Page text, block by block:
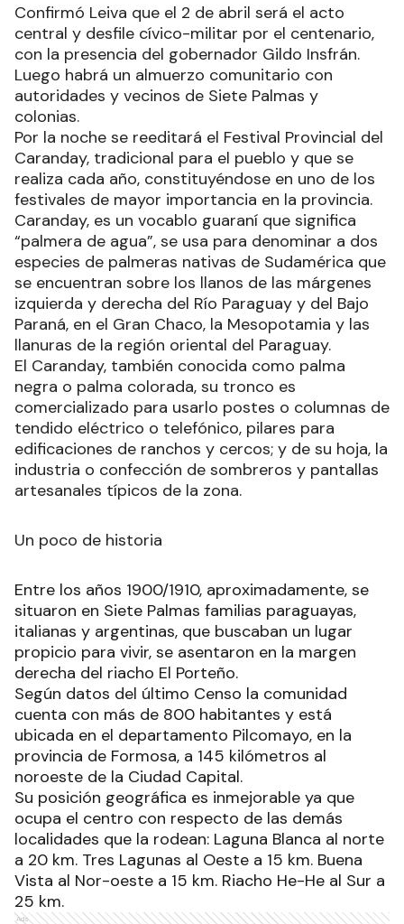
Confirmó Leiva que el 2 de abril será el acto
central y desfile cívico-militar por el centenario,
con la presencia del gobernador Gildo Insfrán.
Luego habrá un almuerzo comunitario con
autoridades y vecinos de Siete Palmas y
colonias.
Por la noche se reeditará el Festival Provincial del
Caranday, tradicional para el pueblo y que se
realiza cada año, constituyéndose en uno de los
festivales de mayor importancia en la provincia.
Caranday, es un vocablo guaraní que significa
“palmera de agua”, se usa para denominar a dos
especies de palmeras nativas de Sudamérica que
se encuentran sobre los llanos de las márgenes
izquierda y derecha del Río Paraguay y del Bajo
Paraná, en el Gran Chaco, la Mesopotamia y las
llanuras de la región oriental del Paraguay.
El Caranday, también conocida como palma
negra o palma colorada, su tronco es
comercializado para usarlo postes o columnas de
tendido eléctrico o telefónico, pilares para
edificaciones de ranchos y cercos; y de su hoja, la
industria o confección de sombreros y pantallas
artesanales típicos de la zona.
Un poco de historia
Entre los años 1900/1910, aproximadamente, se
situaron en Siete Palmas familias paraguayas,
italianas y argentinas, que buscaban un lugar
propicio para vivir, se asentaron en la margen
derecha del riacho El Porteño.
Según datos del último Censo la comunidad
cuenta con más de 800 habitantes y está
ubicada en el departamento Pilcomayo, en la
provincia de Formosa, a 145 kilómetros al
noroeste de la Ciudad Capital.
Su posición geográfica es inmejorable ya que
ocupa el centro con respecto de las demás
localidades que la rodean: Laguna Blanca al norte
a 20 km. Tres Lagunas al Oeste a 15 km. Buena
Vista al Nor-oeste a 15 km. Riacho He-He al Sur a
25 km.
Ads